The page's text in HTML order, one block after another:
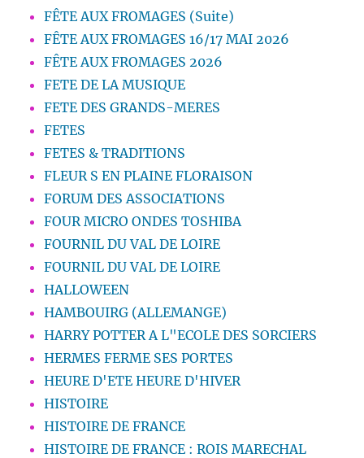
FÊTE AUX FROMAGES (Suite)
FÊTE AUX FROMAGES 16/17 MAI 2026
FÊTE AUX FROMAGES 2026
FETE DE LA MUSIQUE
FETE DES GRANDS-MERES
FETES
FETES & TRADITIONS
FLEUR S EN PLAINE FLORAISON
FORUM DES ASSOCIATIONS
FOUR MICRO ONDES TOSHIBA
FOURNIL DU VAL DE LOIRE
FOURNIL DU VAL DE LOIRE
HALLOWEEN
HAMBOUIRG (ALLEMANGE)
HARRY POTTER A L"ECOLE DES SORCIERS
HERMES FERME SES PORTES
HEURE D'ETE HEURE D'HIVER
HISTOIRE
HISTOIRE DE FRANCE
HISTOIRE DE FRANCE : ROIS MARECHAL